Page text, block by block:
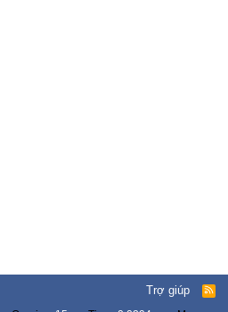
Trợ giúp
R